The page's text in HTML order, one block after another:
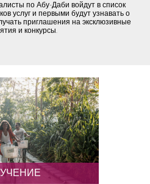
по Абу-Даби войдут в список
услуг и первыми будут узнавать о
приглашения на эксклюзивные
и конкурсы.